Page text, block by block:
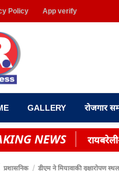
Policy App verify
GALLERY रोजगार
NEWS
प्रशासनिक डीएम ने मियावाकी वृक्षारोपण